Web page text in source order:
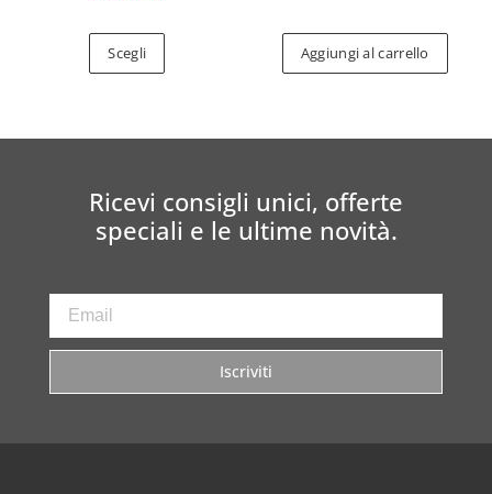
Scegli Aggiungi al carrello
Ricevi consigli unici, offerte
speciali e le ultime novità.
Iscriviti